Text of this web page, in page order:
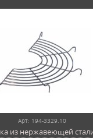
Арт: 194-3329.10
из нержавеющей